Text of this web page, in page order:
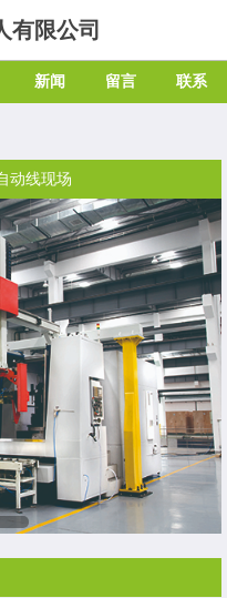
有限公司
新闻 留言 联系
动线现场